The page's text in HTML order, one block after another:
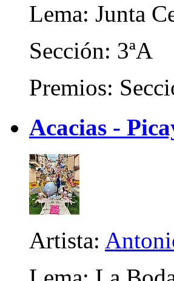
Lema: Junta
Sección: 3ªA
Premios:
Acacias -
Artista: